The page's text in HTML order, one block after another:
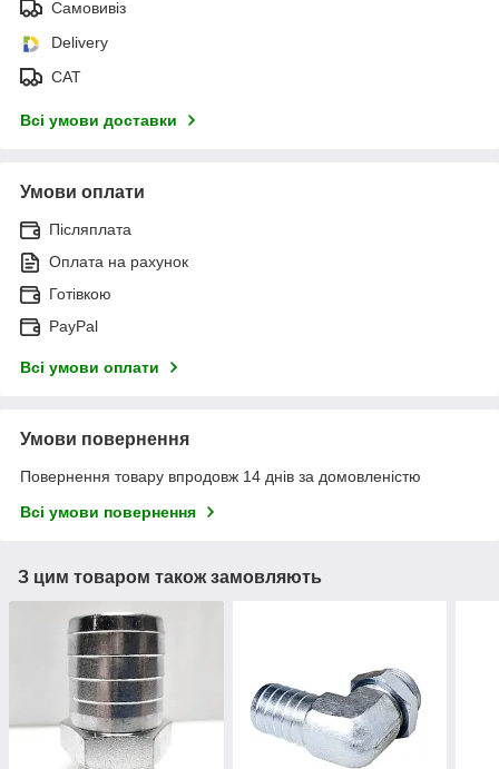
Самовивіз
Delivery
САТ
Всі умови доставки
Умови оплати
Післяплата
Оплата на рахунок
Готівкою
PayPal
Всі умови оплати
Умови повернення
Повернення товару впродовж 14 днів за домовленістю
Всі умови повернення
З цим товаром також замовляють